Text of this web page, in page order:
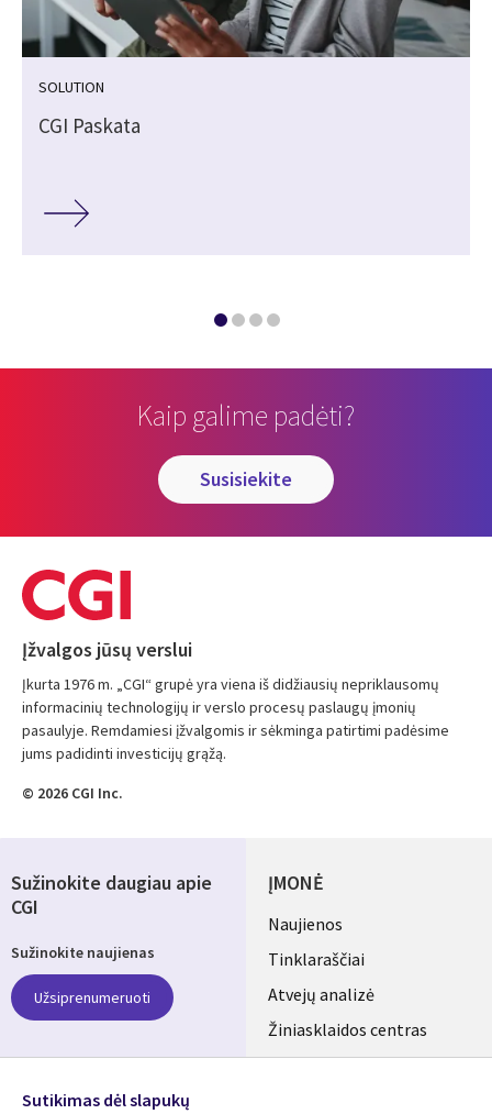
SOLUTION
CGI Paskata
Kaip galime padėti?
susisiekite
Įžvalgos jūsų verslui
Įkurta 1976 m. „CGI“ grupė yra viena iš didžiausių nepriklausomų
informacinių technologijų ir verslo procesų paslaugų įmonių
pasaulyje. Remdamiesi įžvalgomis ir sėkminga patirtimi padėsime
jums padidinti investicijų grąžą.
© 2026 CGI Inc.
ĮMONĖ
Useful
links
LITHUANIA
Naujienos
Tinklaraščiai
Atvejų analizė
Žiniasklaidos centras
Aljansus
Sužinokite daugiau apie
CGI
Sužinokite naujienas
Užsiprenumeruoti
Sutikimas dėl slapukų